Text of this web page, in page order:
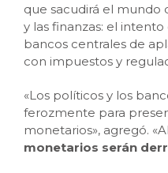
que sacudirá el mundo
y las finanzas: el
bancos centrales de
con impuestos y
«Los políticos y los
ferozmente para
monetarios», agregó.
monetarios serán